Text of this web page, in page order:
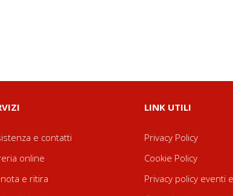
e contatti
online
e ritira
LINK UTILI
Privacy Policy
Cookie Policy
Privacy policy eventi